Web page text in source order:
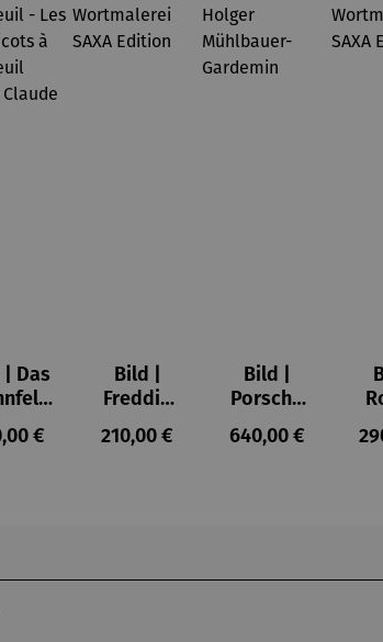
Das
Preis:
€
Bild |
Freddie
Mercury -
Wortmale
Regulärer Preis:
210,00 €
Bild |
Porsche
911 (2023)
– Holger
Regulärer Preis:
640,00 €